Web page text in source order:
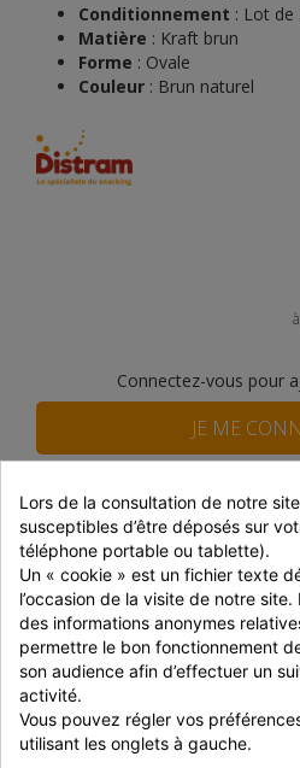
Conditionnement : Lot de
Matière : Kraft brun
Forme : Ovale
Couleur : Brun naturel
Connectez-vous pour
JE ME
JE
Disponibilité du produit
DISTRAM CORBAS
SNACKIN MARKET
Montant
Lors de la consultation de notre
susceptibles d’être déposés sur
téléphone portable ou tablette).
Un « cookie » est un fichier texte
l’occasion de la visite de notre
des informations anonymes
permettre le bon fonctionnement
son audience afin d’effectuer un
activité.
Vous pouvez régler vos
utilisant les onglets à gauche.